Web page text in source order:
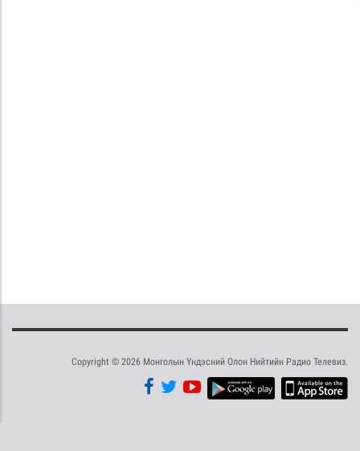
Copyright © 2026 Монголын Үндэсний Олон Нийтийн Радио Телевиз.